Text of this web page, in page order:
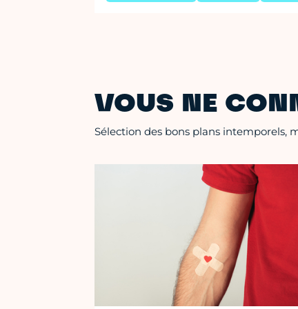
VOUS NE
Sélection des bons plans intemporels,